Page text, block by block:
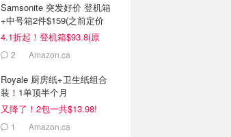
Samsonite 突发好价 登机箱
+中号箱2件$159(之前定价
$434)
4.1折起！登机箱$93.8(原
$134)
2 Amazon.ca
Royale 厨房纸+卫生纸组合
装！1单顶半个月
又降了！2包一共$13.98!
1 Amazon.ca